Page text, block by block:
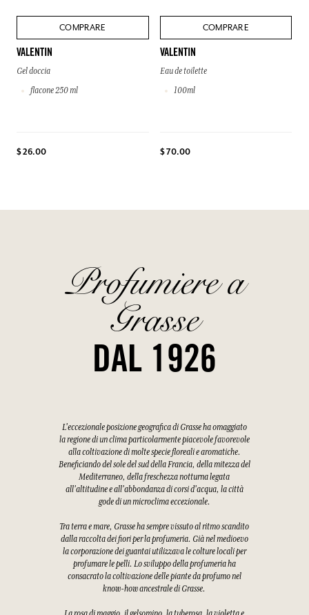
COMPRARE
VALENTIN
Gel doccia
flacone 250 ml
$ 26.00
COMPRARE
VALENTIN
Eau de toilette
100ml
$ 70.00
Profumiere a
Grasse
DAL 1926
L'eccezionale posizione geografica di Grasse ha omaggiato
la regione di un clima particolarmente piacevole favorevole
alla coltivazione di molte specie floreali e aromatiche.
Beneficiando del sole del sud della Francia, della mitezza del
Mediterraneo, della freschezza notturna legata
all'altitudine e all'abbondanza di corsi d'acqua, la città
gode di un microclima eccezionale.
Tra terra e mare, Grasse ha sempre vissuto al ritmo scandito
dalla raccolta dei fiori per la profumeria. Già nel medioevo
la corporazione dei guantai utilizzava le colture locali per
profumare le pelli. Lo sviluppo della profumeria ha
consacrato la coltivazione delle piante da profumo nel
know-how ancestrale di Grasse.